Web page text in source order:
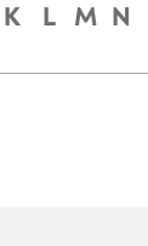
K L M N